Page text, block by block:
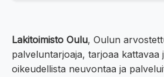
Lakitoimisto Oulu, Oulun
palveluntarjoaja, tarjoaa kattavaa
oikeudellista neuvontaa ja